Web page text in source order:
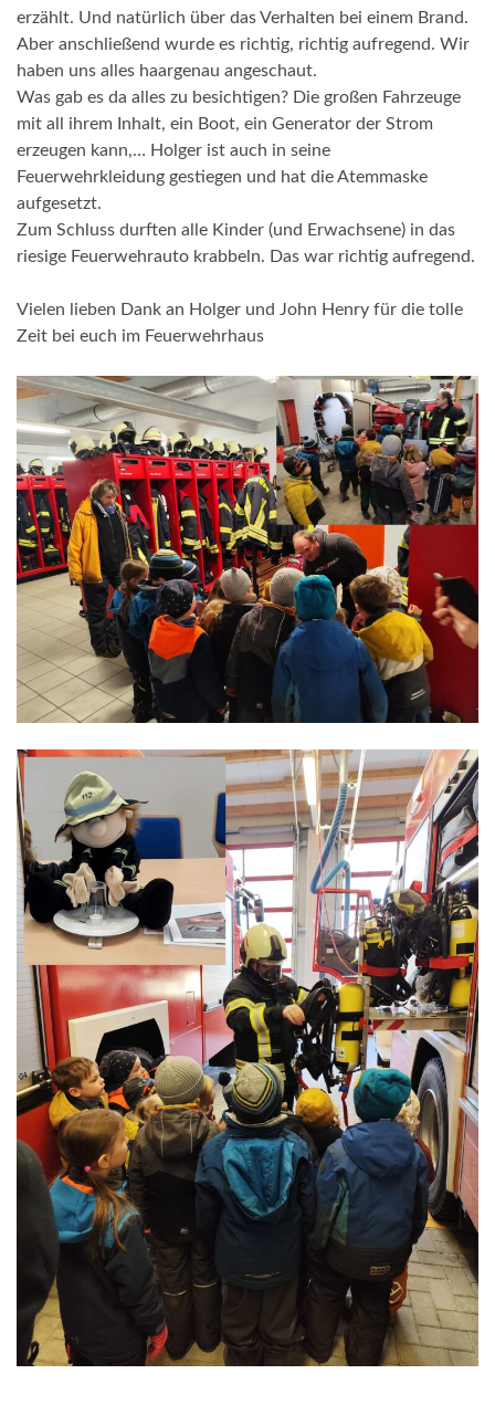
erzählt. Und natürlich über das Verhalten bei einem Brand.
Aber anschließend wurde es richtig, richtig aufregend. Wir
haben uns alles haargenau angeschaut.
Was gab es da alles zu besichtigen? Die großen Fahrzeuge
mit all ihrem Inhalt, ein Boot, ein Generator der Strom
erzeugen kann,… Holger ist auch in seine
Feuerwehrkleidung gestiegen und hat die Atemmaske
aufgesetzt.
Zum Schluss durften alle Kinder (und Erwachsene) in das
riesige Feuerwehrauto krabbeln. Das war richtig aufregend.
Vielen lieben Dank an Holger und John Henry für die tolle
Zeit bei euch im Feuerwehrhaus